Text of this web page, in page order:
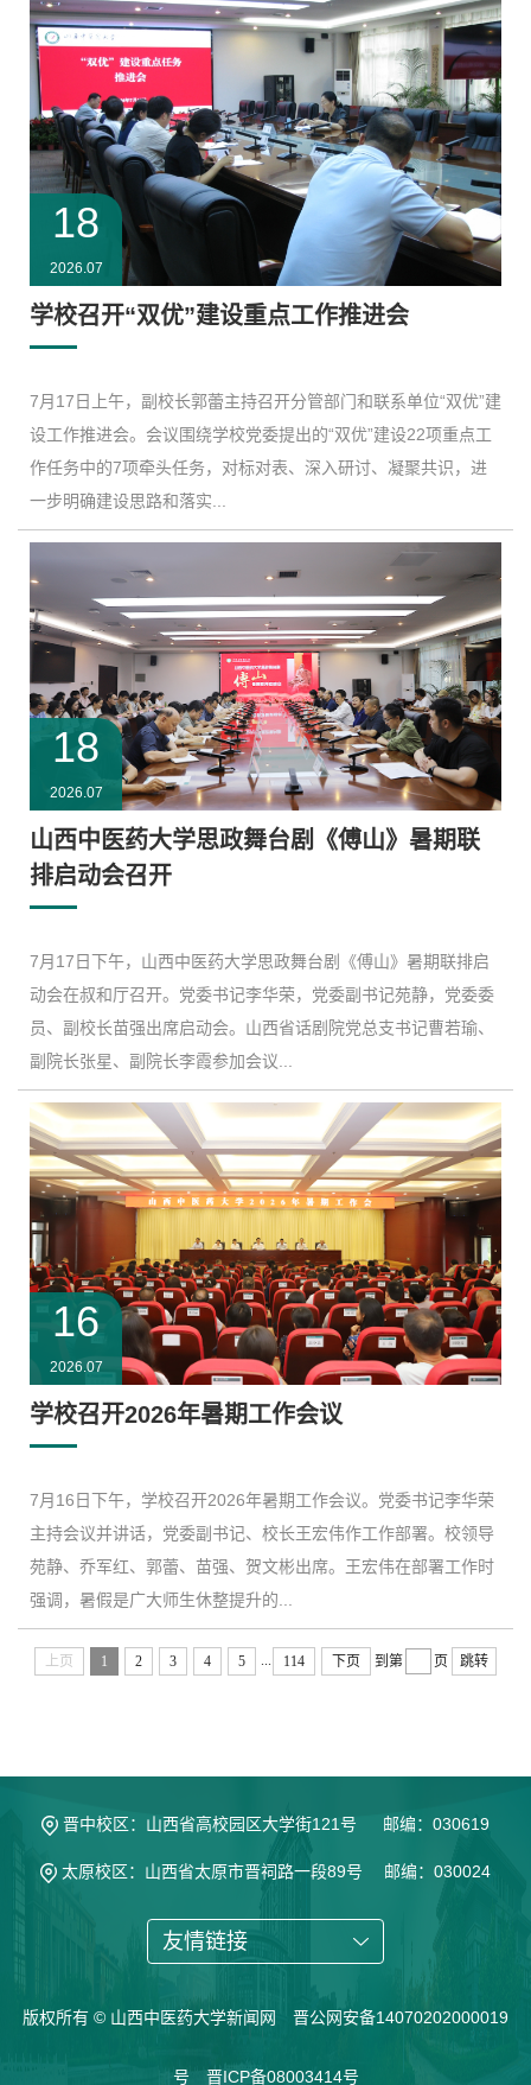
18
2026.07
学校召开“双优”建设重点工作推进会
​7月17日上午，副校长郭蕾主持召开分管部门和联系单位“双优”建
设工作推进会。会议围绕学校党委提出的“双优”建设22项重点工
作任务中的7项牵头任务，对标对表、深入研讨、凝聚共识，进
一步明确建设思路和落实...
18
2026.07
山西中医药大学思政舞台剧《傅山》暑期联
排启动会召开
7月17日下午，山西中医药大学思政舞台剧《傅山》暑期联排启
动会在叔和厅召开。党委书记李华荣，党委副书记苑静，党委委
员、副校长苗强出席启动会。山西省话剧院党总支书记曹若瑜、
副院长张星、副院长李霞参加会议...
16
2026.07
学校召开2026年暑期工作会议
7月16日下午，学校召开2026年暑期工作会议。党委书记李华荣
主持会议并讲话，党委副书记、校长王宏伟作工作部署。校领导
苑静、乔军红、郭蕾、苗强、贺文彬出席。王宏伟在部署工作时
强调，暑假是广大师生休整提升的...
上页 1 2 3 4 5 ... 114 下页 到第 页 跳转
晋中校区：山西省高校园区大学街121号 邮编：030619
太原校区：山西省太原市晋祠路一段89号 邮编：030024
友情链接
版权所有 © 山西中医药大学新闻网 晋公网安备14070202000019
号 晋ICP备08003414号